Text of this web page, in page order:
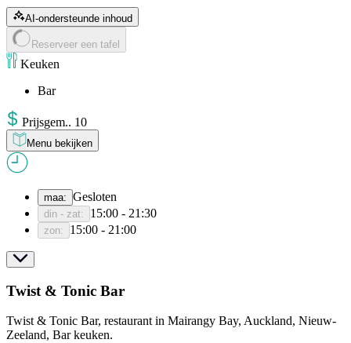
AI-ondersteunde inhoud
Reserveer een tafel
Keuken
Bar
Prijsgem.. 10
Menu bekijken
maa: Gesloten
din - zat: 15:00 - 21:30
zon: 15:00 - 21:00
Twist & Tonic Bar
Twist & Tonic Bar, restaurant in Mairangy Bay, Auckland, Nieuw-
Zeeland, Bar keuken.